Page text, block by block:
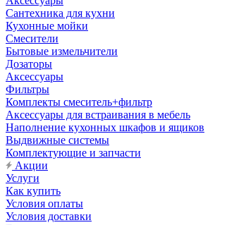
Сантехника для кухни
Кухонные мойки
Смесители
Бытовые измельчители
Дозаторы
Аксессуары
Фильтры
Комплекты смеситель+фильтр
Аксессуары для встраивания в мебель
Наполнение кухонных шкафов и ящиков
Выдвижные системы
Комплектующие и запчасти
Акции
Услуги
Как купить
Условия оплаты
Условия доставки